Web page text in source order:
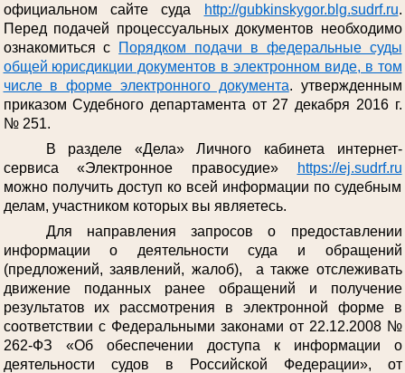
официальном сайте суда
http://gubkinskygor.blg.sudrf.ru.
Перед подачей процессуальных документов необходимо
ознакомиться с
Порядком подачи в федеральные суды
общей юрисдикции документов в электронном виде, в том
числе в форме электронного документа. утвержденным
приказом Судебного департамента от 27 декабря 2016 г.
№ 251.
В разделе «Дела» Личного кабинета интернет-
сервиса «Электронное правосудие»
https://ej.sudrf.ru
можно получить доступ ко всей информации по судебным
делам, участником которых вы являетесь.
Для направления запросов о предоставлении
информации о деятельности суда и обращений
(предложений, заявлений, жалоб), а также отслеживать
движение поданных ранее обращений и получение
результатов их рассмотрения в электронной форме в
соответствии с Федеральными законами от 22.12.2008 №
262-ФЗ «Об обеспечении доступа к информации о
деятельности судов в Российской Федерации», от